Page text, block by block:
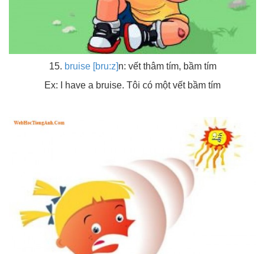
15. bruise [bru:z]n: vết thâm tím, bầm tím
Ex: I have a bruise. Tôi có một vết bầm tím